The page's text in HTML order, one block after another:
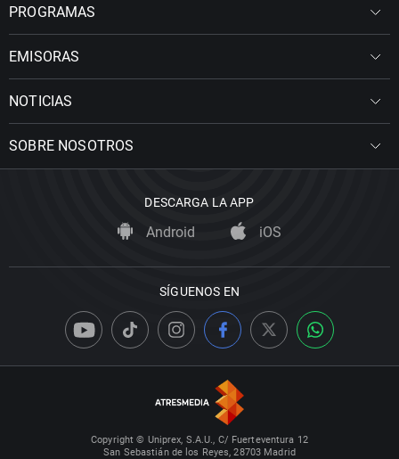
PROGRAMAS
EMISORAS
NOTICIAS
SOBRE NOSOTROS
DESCARGA LA APP
Android iOS
SÍGUENOS EN
Copyright © Uniprex, S.A.U., C/ Fuerteventura 12
San Sebastián de los Reyes, 28703 Madrid